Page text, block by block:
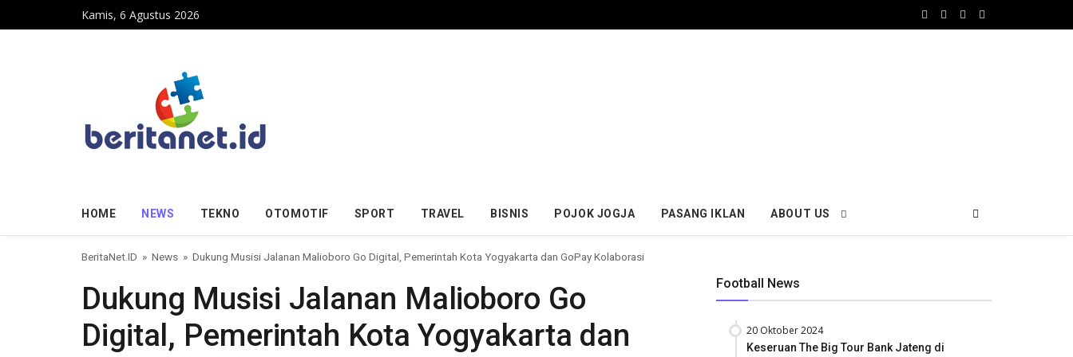
Skip to contentKamis, 6 Agustus 2026
HOME NEWS TEKNO OTOMOTIF SPORT TRAVEL BISNIS POJOK JOGJA PASANG IKLAN ABOUT US
BeritaNet.ID » News » Dukung Musisi Jalanan Malioboro Go Digital, Pemerintah Kota Yogyakarta dan GoPay Kolaborasi
Dukung Musisi Jalanan Malioboro Go
Digital, Pemerintah Kota Yogyakarta dan
Football News
20 Oktober 2024
Keseruan The Big Tour Bank Jateng di